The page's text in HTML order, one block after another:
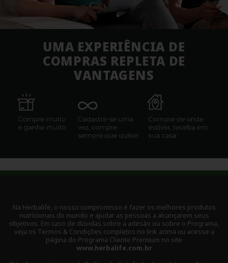
UMA EXPERIÊNCIA DE
COMPRAS REPLETA DE
VANTAGENS
Na Herbalife, o nosso compromisso é fazer os melhores produtos
nutricionais do mundo e ajudar as pessoas a alcançarem seus
objetivos. Em caso de dúvidas sobre a adesão ou sobre o Programa,
veja os Termos & Condições completos no link acima ou acesse a
página do Programa Cliente Premium no site
www.herbalife.com.br